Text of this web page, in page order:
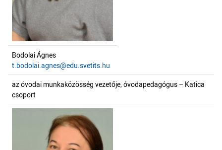
Bodolai Ágnes
t.bodolai.agnes@edu.svetits.hu
az óvodai munkaközösség vezetője, óvodapedagógus – Katica
csoport